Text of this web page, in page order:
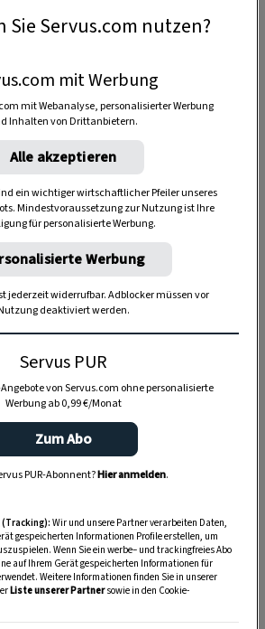
Anzeige
Sie Servus.com nutzen?
mit Werbung
mit Webanalyse, personalisierter Werbung
Inhalten von Drittanbietern.
Alle akzeptieren
ein wichtiger wirtschaftlicher Pfeiler unseres
Mindestvoraussetzung zur Nutzung ist Ihre
für personalisierte Werbung.
Werbung
jederzeit widerrufbar. Adblocker müssen vor
deaktiviert werden.
Servus PUR
von Servus.com ohne personalisierte
Werbung ab 0,99 €/Monat
Zum Abo
PUR-Abonnent?Hier anmelden.
Wir und unsere Partner verarbeiten Daten,
gespeicherten Informationen Profile erstellen, um
Wenn Sie ein werbe– und trackingfreies Abo
auf Ihrem Gerät gespeicherten Informationen für
Weitere Informationen finden Sie in unserer
Liste unserer Partnersowie in den Cookie-